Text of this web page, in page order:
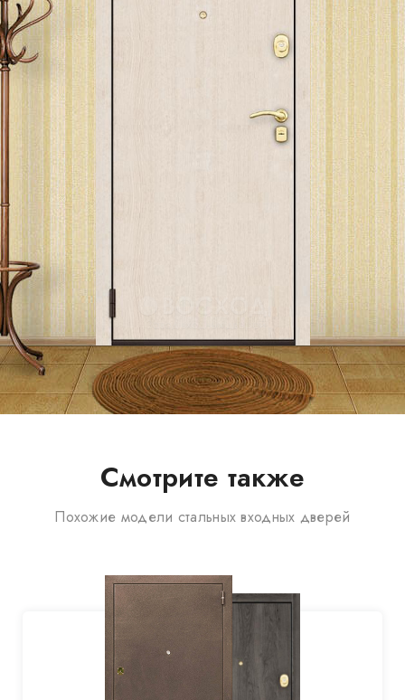
Смотрите также
Похожие модели стальных входных дверей